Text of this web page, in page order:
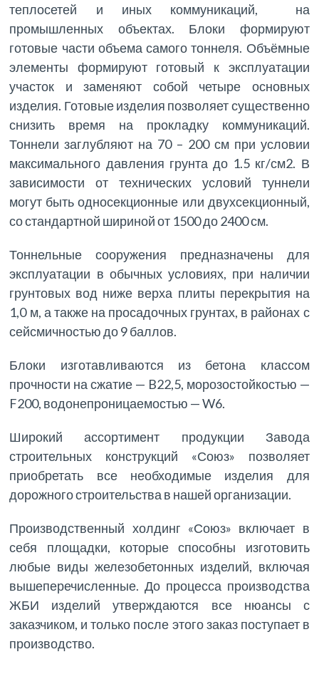
теплосетей и иных коммуникаций, на
промышленных объектах. Блоки формируют
готовые части объема самого тоннеля. Объёмные
элементы формируют готовый к эксплуатации
участок и заменяют собой четыре основных
изделия. Готовые изделия позволяет существенно
снизить время на прокладку коммуникаций.
Тоннели заглубляют на 70 – 200 см при условии
максимального давления грунта до 1.5 кг/см2. В
зависимости от технических условий туннели
могут быть односекционные или двухсекционный,
со стандартной шириной от 1500 до 2400 см.
Тоннельные сооружения предназначены для
эксплуатации в обычных условиях, при наличии
грунтовых вод ниже верха плиты перекрытия на
1,0 м, а также на просадочных грунтах, в районах с
сейсмичностью до 9 баллов.
Блоки изготавливаются из бетона классом
прочности на сжатие — B22,5, морозостойкостью —
F200, водонепроницаемостью — W6.
Широкий ассортимент продукции Завода
строительных конструкций «Союз» позволяет
приобретать все необходимые изделия для
дорожного строительства в нашей организации.
Производственный холдинг «Союз» включает в
себя площадки, которые способны изготовить
любые виды железобетонных изделий, включая
вышеперечисленные. До процесса производства
ЖБИ изделий утверждаются все нюансы с
заказчиком, и только после этого заказ поступает в
производство.